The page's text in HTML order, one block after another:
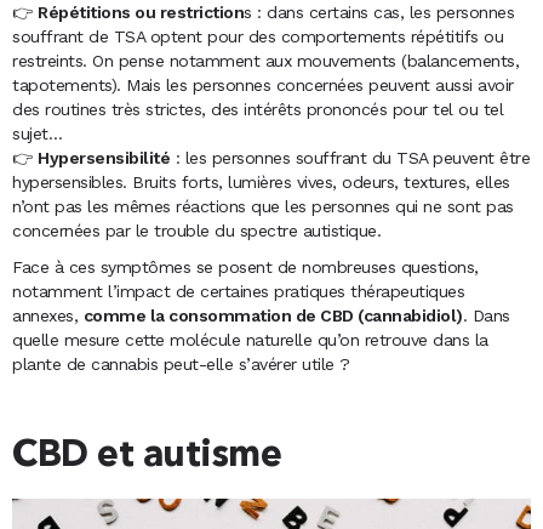
👉 Répétitions ou restrictions : dans certains cas, les personnes
souffrant de TSA optent pour des comportements répétitifs ou
restreints. On pense notamment aux mouvements (balancements,
tapotements). Mais les personnes concernées peuvent aussi avoir
des routines très strictes, des intérêts prononcés pour tel ou tel
sujet…
👉 Hypersensibilité : les personnes souffrant du TSA peuvent être
hypersensibles. Bruits forts, lumières vives, odeurs, textures, elles
n’ont pas les mêmes réactions que les personnes qui ne sont pas
concernées par le trouble du spectre autistique.
Face à ces symptômes se posent de nombreuses questions,
notamment l’impact de certaines pratiques thérapeutiques
annexes, comme la consommation de CBD (cannabidiol). Dans
quelle mesure cette molécule naturelle qu’on retrouve dans la
plante de cannabis peut-elle s’avérer utile ?
CBD et autisme